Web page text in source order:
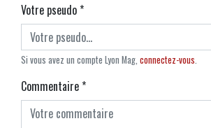
Votre pseudo*
Si vous avez un compte Lyon Mag, connectez-vous.
Commentaire*